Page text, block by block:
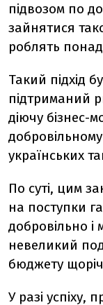
підвозом по
зайнятися
роблять
Такий підхід
підтриманий
діючу бізнес-
українських
По суті, цим
на поступки
добровільно
невеликий
бюджету
У разі успіху,